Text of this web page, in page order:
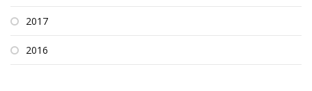
2017
2016